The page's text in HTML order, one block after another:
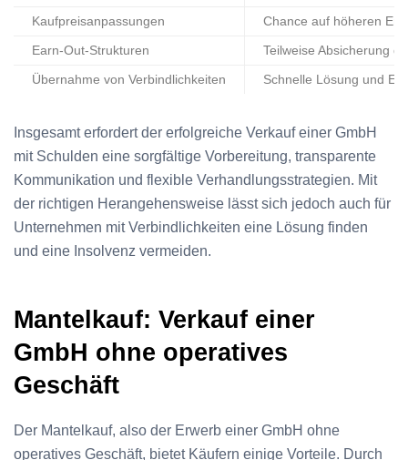
Kaufpreisanpassungen Chance auf höheren
Earn-Out-Strukturen Teilweise Absicherung
Übernahme von Verbindlichkeiten Schnelle Lösung und
Insgesamt erfordert der erfolgreiche Verkauf einer GmbH
mit Schulden eine sorgfältige Vorbereitung, transparente
Kommunikation und flexible Verhandlungsstrategien. Mit
der richtigen Herangehensweise lässt sich jedoch auch für
Unternehmen mit Verbindlichkeiten eine Lösung finden
und eine Insolvenz vermeiden.
Mantelkauf: Verkauf einer
GmbH ohne operatives
Geschäft
Der Mantelkauf, also der Erwerb einer GmbH ohne
operatives Geschäft, bietet Käufern einige Vorteile. Durch